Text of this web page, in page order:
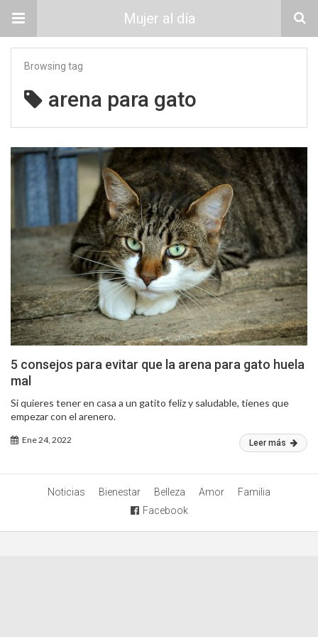
Mujer al día
Browsing tag
arena para gato
5 consejos para evitar que la arena para gato huela
mal
Si quieres tener en casa a un gatito feliz y saludable, tienes que
empezar con el arenero.
Ene 24, 2022 Leer más
Noticias Bienestar Belleza Amor
Familia
Facebook